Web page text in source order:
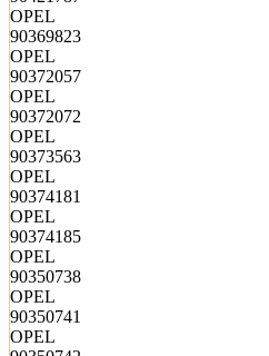
OPEL
90369823
OPEL
90372057
OPEL
90372072
OPEL
90373563
OPEL
90374181
OPEL
90374185
OPEL
90350738
OPEL
90350741
OPEL